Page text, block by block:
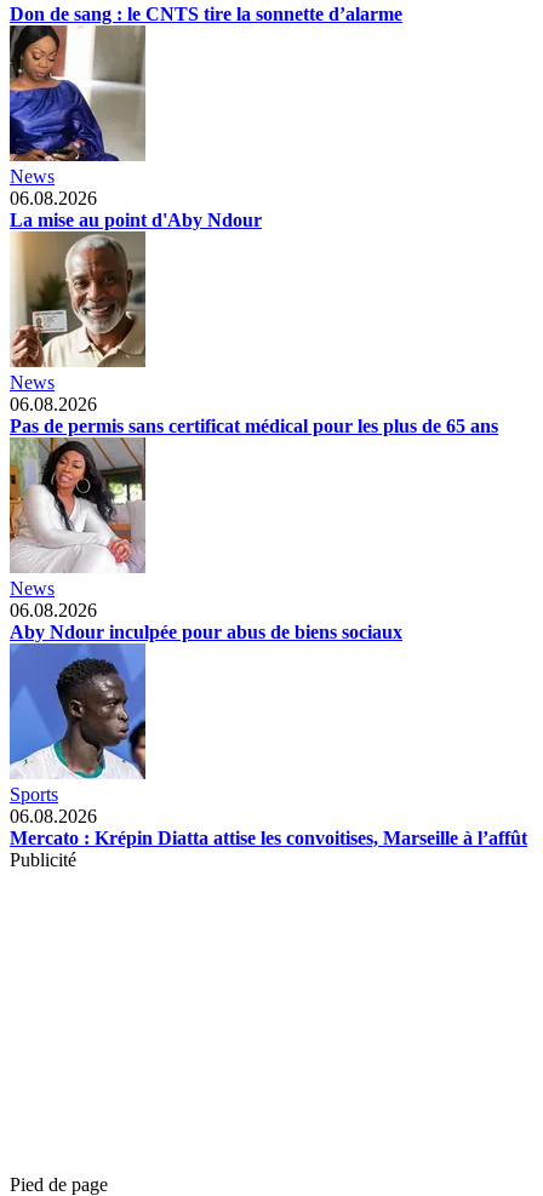
Don de sang : le CNTS tire la sonnette d’alarme
News
06.08.2026
La mise au point d'Aby Ndour
News
06.08.2026
Pas de permis sans certificat médical pour les plus de 65 ans
News
06.08.2026
Aby Ndour inculpée pour abus de biens sociaux
Sports
06.08.2026
Mercato : Krépin Diatta attise les convoitises, Marseille à l’affût
Publicité
Pied de page